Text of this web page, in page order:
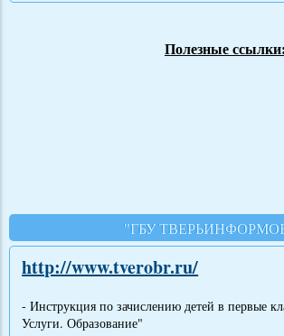
Полезные ссылки:
"ГБУ
http://www.tverobr.ru/
- Инструкция по зачислению детей в первые
Услуги. Образование"